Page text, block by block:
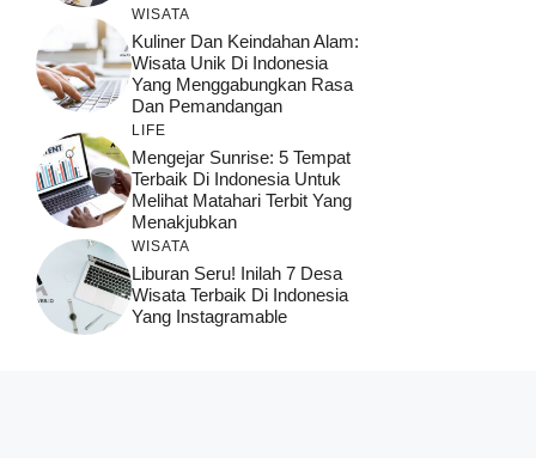
WISATA
Kuliner Dan Keindahan Alam:
Wisata Unik Di Indonesia
Yang Menggabungkan Rasa
Dan Pemandangan
LIFE
Mengejar Sunrise: 5 Tempat
Terbaik Di Indonesia Untuk
Melihat Matahari Terbit Yang
Menakjubkan
WISATA
Liburan Seru! Inilah 7 Desa
Wisata Terbaik Di Indonesia
Yang Instagramable